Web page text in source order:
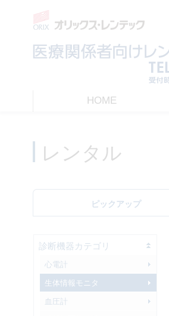
HOME
HOME
レンタル
ピックアップ
診断機器カテゴリ
心電計
生体情報モニタ
血圧計